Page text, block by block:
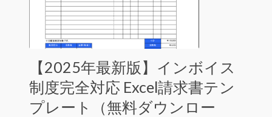
【2025年最新版】インボイス
制度完全対応 Excel請求書テン
プレート（無料ダウンロー